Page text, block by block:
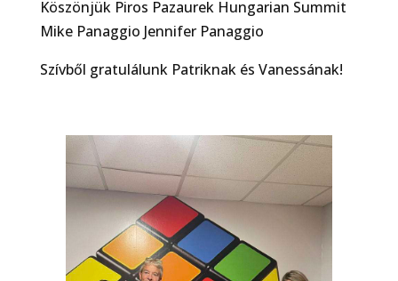
Köszönjük Piros Pazaurek Hungarian Summit
Mike Panaggio Jennifer Panaggio
Szívből gratulálunk Patriknak és Vanessának!